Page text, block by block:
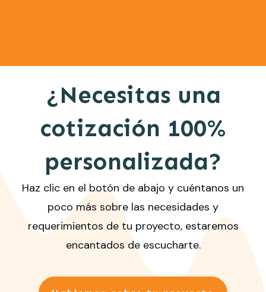
¿Necesitas una
cotización 100%
personalizada?
Haz clic en el botón de abajo y cuéntanos un
poco más sobre las necesidades y
requerimientos de tu proyecto, estaremos
encantados de escucharte.